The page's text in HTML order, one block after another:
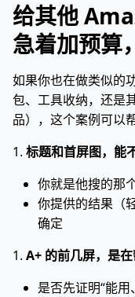
给其他
急着加预算
如果你也在做类似的
包、工具收纳，还是
品），这个案例可以
1. 标题和首屏图，能
你就是他搜的那
你提供的结果（
确定
1. A+ 的前几屏，是在
是否先证明“能